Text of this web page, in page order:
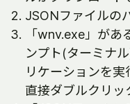
JSONファイルの
「wnv.exe」があ
ンプト(ターミナ
リケーションを
直接ダブルクリッ